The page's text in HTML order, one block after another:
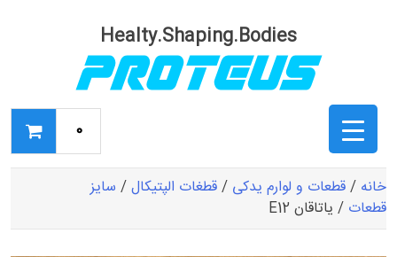
Healty.Shaping.Bodies
0
خانه /قطعات و لوارم یدکی /قطغات الپتیکال/ سایز
قطعات / یاتاقان E12